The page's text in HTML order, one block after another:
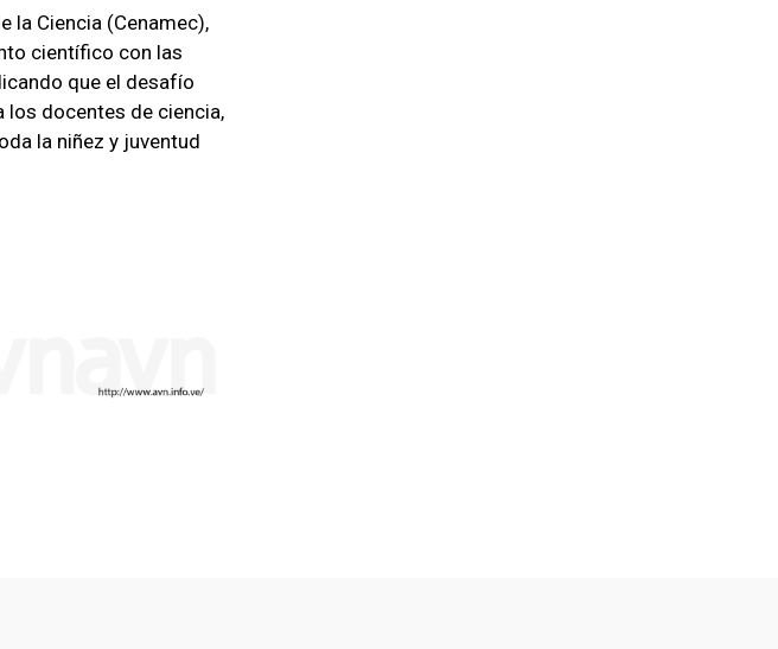
la Ciencia (Cenamec),
científico con las
que el desafío
los docentes de ciencia,
la niñez y juventud